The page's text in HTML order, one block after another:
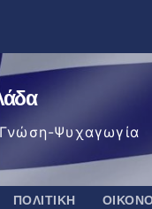
Ψυχαγωγία
ΠΟΛΙΤΙΚΉ